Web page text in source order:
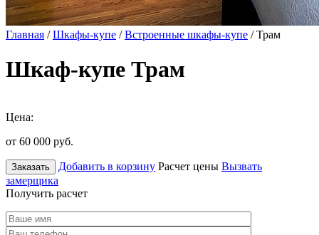
Главная /Шкафы-купе /Встроенные шкафы-купе / Трам
Шкаф-купе Трам
Цена:
от 60 000 руб.
Заказать Добавить в корзину Расчет цены Вызвать
замерщика
Получить расчет